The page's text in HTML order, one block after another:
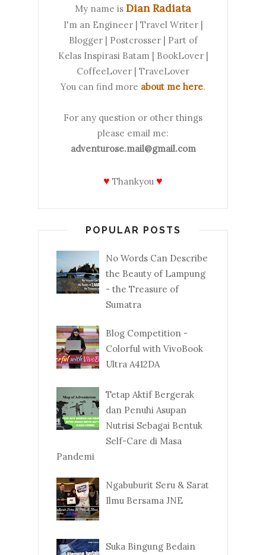
My name is Dian Radiata
I'm an Engineer | Travel Writer |
Blogger | Postcrosser | Part of
Kelas Inspirasi Batam | BookLover |
CoffeeLover | TraveLover
You can find more about me here.
For any question or other things
please email me:
adventurose.mail@gmail.com
♥ Thankyou ♥
POPULAR POSTS
No Words Can Describe
the Beauty of Lampung
- the Treasure of
Sumatra
Blog Competition -
Colorful with VivoBook
Ultra A412DA
Tetap Aktif Bergerak
dan Penuhi Asupan
Nutrisi Sebagai Bentuk
Self-Care di Masa
Pandemi
Ngabuburit Seru & Sarat
Ilmu Bersama JNE
Suka Bingung Bedain